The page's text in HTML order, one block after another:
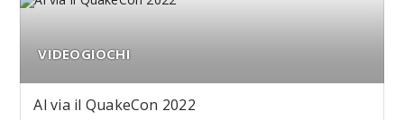
VIDEOGIOCHI
Al via il QuakeCon 2022